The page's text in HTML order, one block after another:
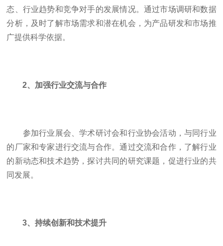
态、行业趋势和竞争对手的发展情况。通过市场调研和数据
分析，及时了解市场需求和潜在机会，为产品研发和市场推
广提供科学依据。
2、加强行业交流与合作
参加行业展会、学术研讨会和行业协会活动，与同行业
的厂家和专家进行交流与合作。通过交流和合作，了解行业
的新动态和技术趋势，探讨共同的研究课题，促进行业的共
同发展。
3、持续创新和技术提升